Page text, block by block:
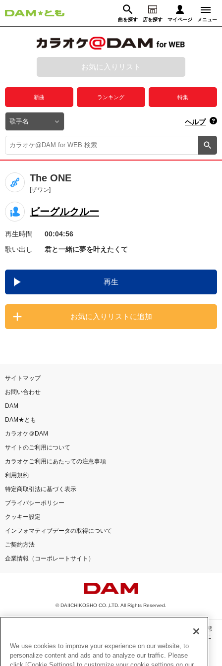
曲を探す 店を探す マイページ メニュー
動画からさがす 録音からさがす
ログイン
プレミアムサービス
DAM★とも動画
DAM★とも録音
カラオケ＠DAM
ユーザー検索
キャンペーン
お知らせ よくあるご質問
DAMの新曲・ランキングなど
カラオケ最新情報をチェック！
お気に入りリスト
新曲 ランキング 特集
ヘルプ
The ONE
[ザワン]
ビーグルクルー
再生時間
00:04:56
歌い出し
君と一緒に夢を叶えたくて
再生
お気に入りリストに追加
サイトマップ
お問い合わせ
DAM
DAM★とも
カラオケ＠DAM
サイトのご利用について
カラオケご利用にあたっての注意事項
利用規約
特定商取引法に基づく表示
プライバシーポリシー
クッキー設定
インフォマティブデータの取得について
ご契約方法
企業情報（コーポレートサイト）
© DAIICHIKOSHO CO.,LTD. All Rights Reserved.
このサイトに掲載されている一切の文章・画像・写真・動画・音声等を、手段や形態
を問わず、著作権法の定める範囲を超えて無断で複製、転載、ファイル化などするこ
とを禁じます。
楽曲及びコンテンツは、機種によりご利用いただけない場合があります。
We use cookies to improve your experience on our website, to
personalize content and ads and to analyze our traffic. Please